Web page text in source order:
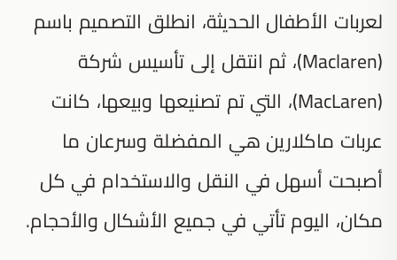
لعربات الأطفال الحديثة، انطلق التصميم باسم
(Maclaren)، ثم انتقل إلى تأسيس شركة
(MacLaren)، التي تم تصنيعها وبيعها، كانت
عربات ماكلارين هي المفضلة وسرعان ما
أصبحت أسهل في النقل والاستخدام في كل
مكان، اليوم تأتي في جميع الأشكال والأحجام.